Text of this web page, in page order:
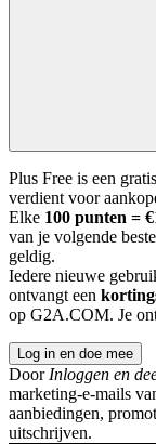
Plus Free is een
verdient voor
Elke 100 punten =
van je volgende
geldig.
Iedere nieuwe
ontvangt een
op G2A.COM. Je
Log in en doe mee
Door Inloggen en
marketing-e-mails
aanbiedingen,
uitschrijven.